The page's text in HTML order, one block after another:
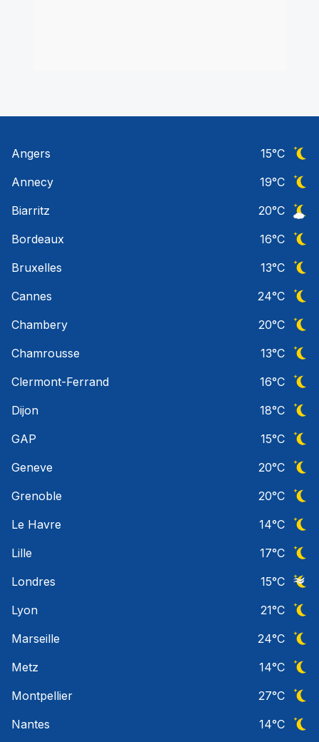
Angers 15°C
Annecy
19°C
Biarritz
20°C
Bordeaux
16°C
Bruxelles
13°C
Cannes
24°C
Chambery
20°C
Chamrousse
13°C
Clermont-Ferrand
16°C
Dijon
18°C
GAP
15°C
Geneve
20°C
Grenoble
20°C
Le Havre
14°C
Lille
17°C
Londres
15°C
Lyon
21°C
Marseille
24°C
Metz
14°C
Montpellier
27°C
Nantes
14°C